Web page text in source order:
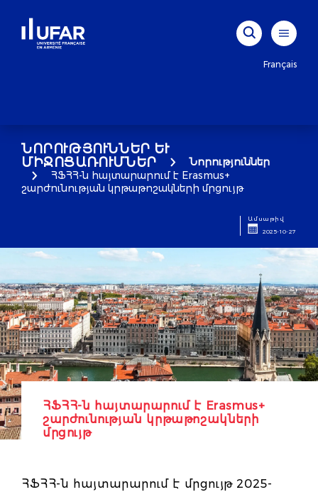
Français
ՆՈՐՈՒԹՅՈՒՆՆԵՐ ԵՒ Մ
ԻՋՈՑԱՌՈՒՄՆԵՐ
Նորություններ
ՀՖՀՀ-ն հայտարարում է Erasmus+
շարժունության կրթաթոշակների մրցույթ
Ամսաթիվ
2025-10-27
ՀՖՀՀ-ն հայտարարում է Erasmus+
շարժունության կրթաթոշակների
մրցույթ
ՀՖՀՀ-ն հայտարարում է մրցույթ 2025-